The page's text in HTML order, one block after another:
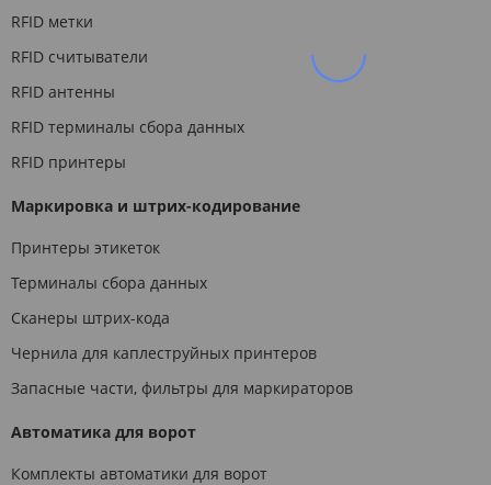
RFID метки
RFID считыватели
RFID антенны
RFID терминалы сбора данных
RFID принтеры
Маркировка и штрих-кодирование
Принтеры этикеток
Терминалы сбора данных
Сканеры штрих-кода
Чернила для каплеструйных принтеров
Запасные части, фильтры для маркираторов
Автоматика для ворот
Комплекты автоматики для ворот